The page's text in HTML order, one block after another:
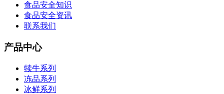
食品安全知识
食品安全资讯
联系我们
产品中心
犊牛系列
冻品系列
冰鲜系列